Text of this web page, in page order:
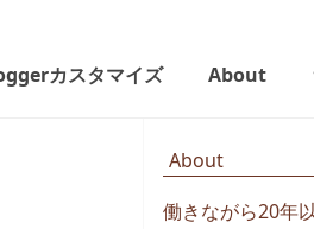
カスタマイズ About
About
働きながら20年